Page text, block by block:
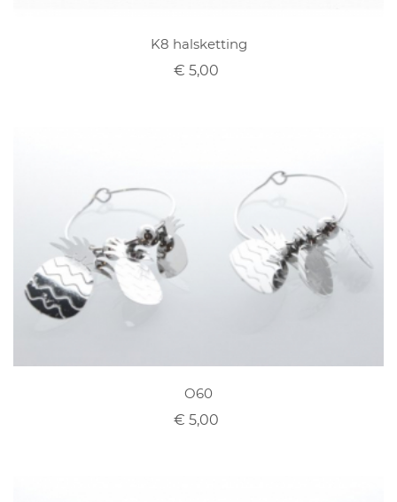
K8 halsketting
€ 5,00
O60
€ 5,00